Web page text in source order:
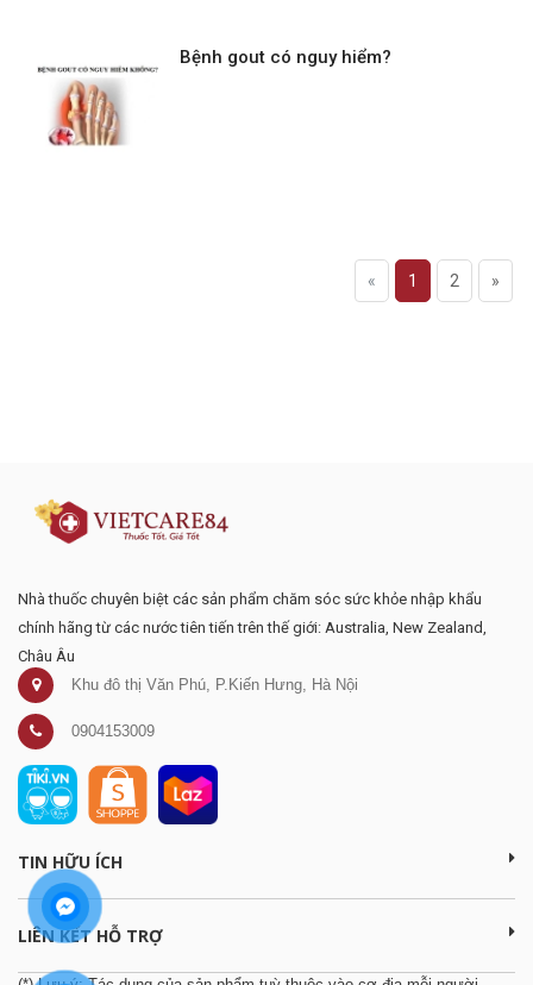
Bệnh gout có nguy hiểm?
« 1 2 »
Nhà thuốc chuyên biệt các sản phẩm chăm sóc sức khỏe nhập khẩu
chính hãng từ các nước tiên tiến trên thế giới: Australia, New Zealand,
Châu Âu
Khu đô thị Văn Phú, P.Kiến Hưng, Hà Nội
0904153009
TIN HỮU ÍCH
LIÊN KẾT HỖ TRỢ